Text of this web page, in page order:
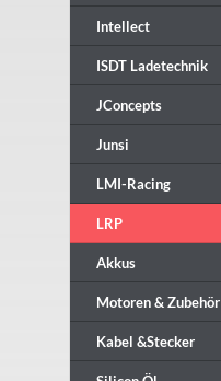
Intellect
ISDT Ladetechnik
JConcepts
Junsi
LMI-Racing
LRP
Akkus
Motoren & Zubehör
Kabel &Stecker